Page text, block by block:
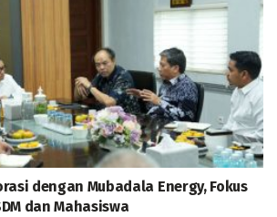
dengan Mubadala Energy, Fokus
dan Mahasiswa